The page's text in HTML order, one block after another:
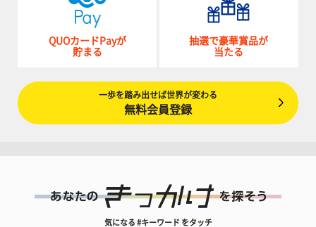
QUOカードPayが
貯まる
抽選で豪華賞品が
当たる
一歩を踏み出せば世界が変わる
無料会員登録
気になる #キーワード をタッチ